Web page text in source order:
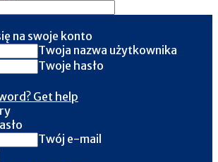
na swoje konto
Twoja nazwa użytkownika
Twoje hasło
Get help
Twój e-mail